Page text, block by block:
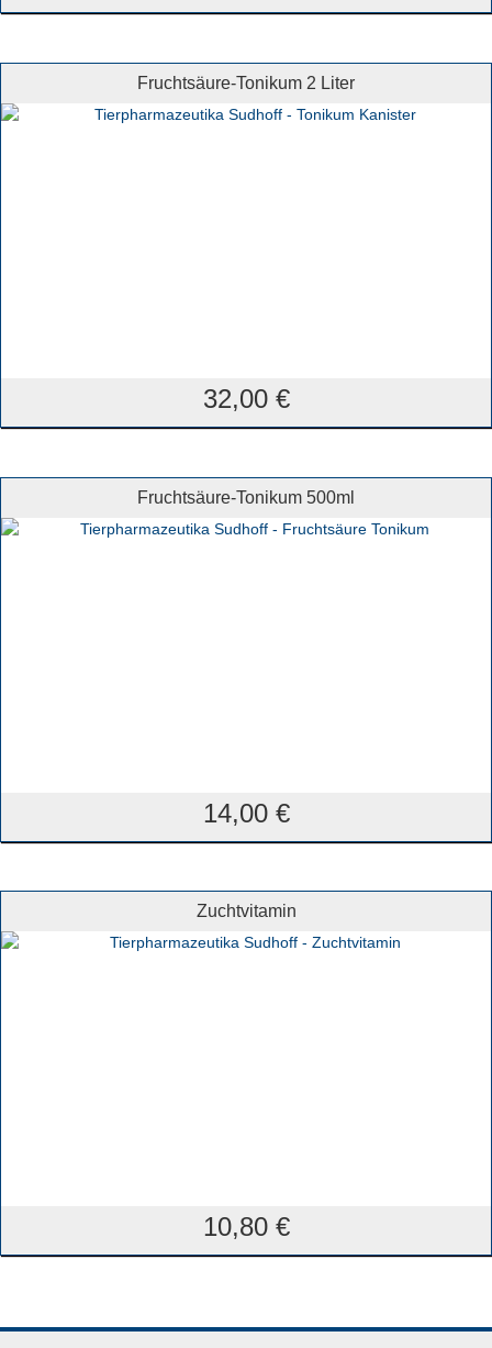
Fruchtsäure-Tonikum 2 Liter
32,00 €
Fruchtsäure-Tonikum 500ml
14,00 €
Zuchtvitamin
10,80 €